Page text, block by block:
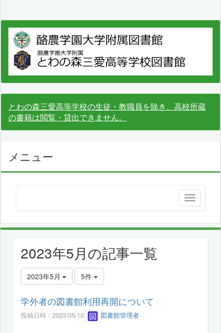
とわの森三愛高等学校の生徒・教職員を除き、高校所蔵
の書籍は閲覧・貸出できません。
メニュー
2023年5月の記事一覧
2023年5月 5件
学外者の図書館利用再開について
投稿日時 : 2023/05/10 図書館管理者